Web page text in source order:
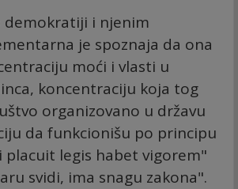
demokratiji i njenim
je spoznaja da ona
moći i vlasti u
koncentraciju koja tog
organizovano u državu
da funkcionišu po principu
legis habet vigorem"
svidi, ima snagu zakona".